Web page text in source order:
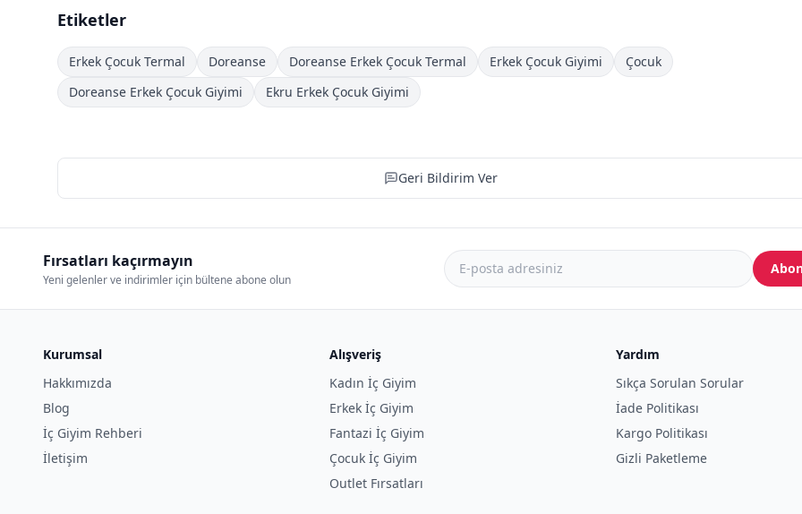
Etiketler
Erkek Çocuk Termal Doreanse Doreanse Erkek Çocuk Termal Erkek Çocuk Giyimi
Çocuk
Doreanse Erkek Çocuk Giyimi
Ekru Erkek Çocuk Giyimi
Geri Bildirim Ver
Fırsatları kaçırmayın
Yeni gelenler ve indirimler için bültene abone olun
Kurumsal
Hakkımızda
Blog
İç Giyim Rehberi
İletişim
Alışveriş
Kadın İç Giyim
Erkek İç Giyim
Fantazi İç Giyim
Çocuk İç Giyim
Outlet Fırsatları
Yardım
Sıkça Sorulan Sorular
İade Politikası
Kargo Politikası
Gizli Paketleme